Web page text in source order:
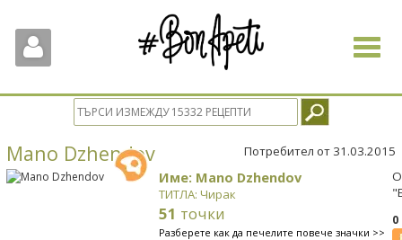
Toggle
Mano Dzhendov Потребител от 31.03.2015
Име: Mano Dzhendov
ТИТЛА: Чирак
51 точки
Разберете как да печелите повече значки >>